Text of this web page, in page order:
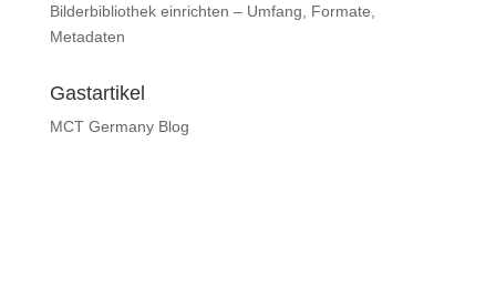
Bilderbibliothek einrichten – Umfang, Formate,
Metadaten
Gastartikel
MCT Germany Blog